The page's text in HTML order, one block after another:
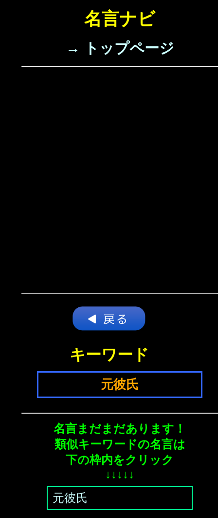
名言ナビ
→ トップページ
キーワード
元彼氏
名言まだまだあります！
類似キーワードの名言は
下の枠内をクリック
↓↓↓↓↓
元彼氏